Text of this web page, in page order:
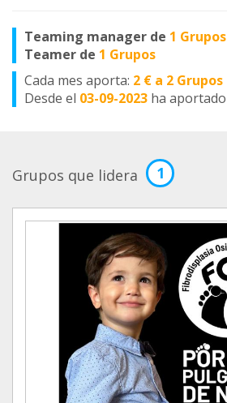
Teaming manager de 1 Grupos
Teamer de 1 Grupos
Cada mes aporta: 2 € a 2 Grupos
Desde el 03-09-2023 ha aportado
Grupos que lidera 1